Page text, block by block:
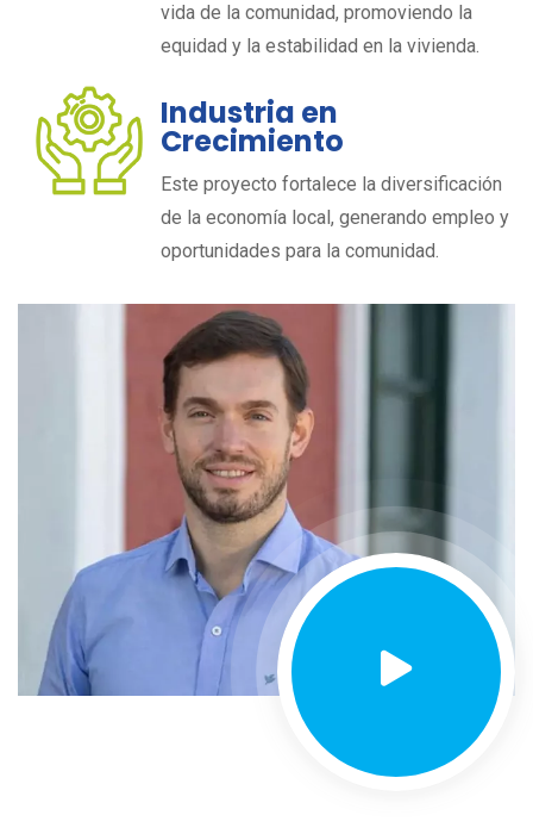
vida de la comunidad, promoviendo la
equidad y la estabilidad en la vivienda.
Industria en
Crecimiento
Este proyecto fortalece la diversificación
de la economía local, generando empleo y
oportunidades para la comunidad.